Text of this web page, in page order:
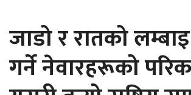
जाडो र रातको
गर्ने नेवारहरूको